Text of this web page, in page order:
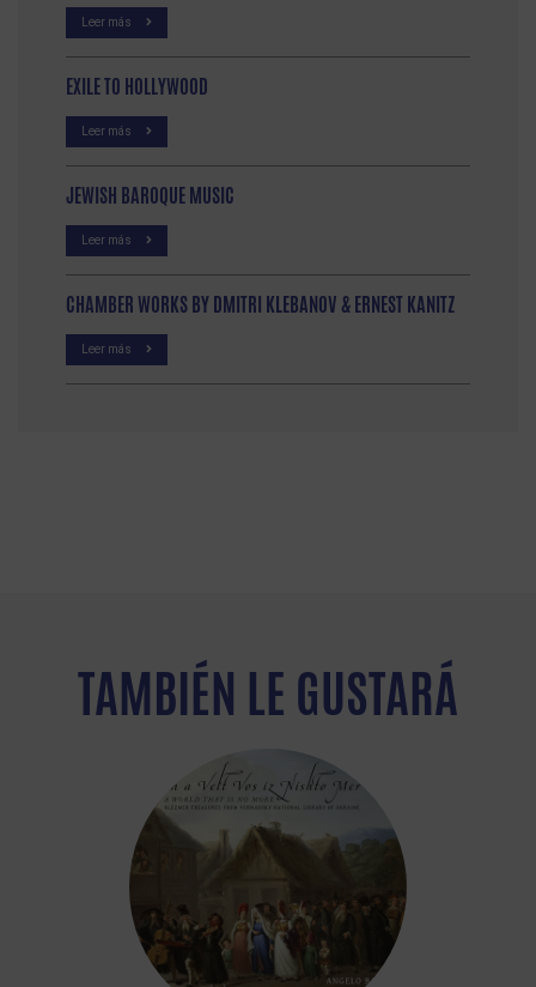
Leer más
EXILE TO HOLLYWOOD
Leer más
JEWISH BAROQUE MUSIC
Leer más
CHAMBER WORKS BY DMITRI KLEBANOV & ERNEST KANITZ
Leer más
TAMBIÉN LE GUSTARÁ